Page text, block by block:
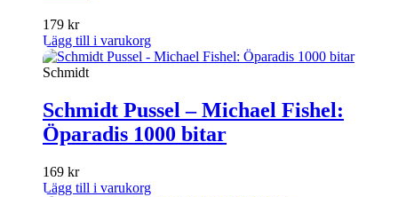
179 kr
Lägg till i varukorg
Schmidt
Schmidt Pussel – Michael Fishel:
Öparadis 1000 bitar
169 kr
Lägg till i varukorg